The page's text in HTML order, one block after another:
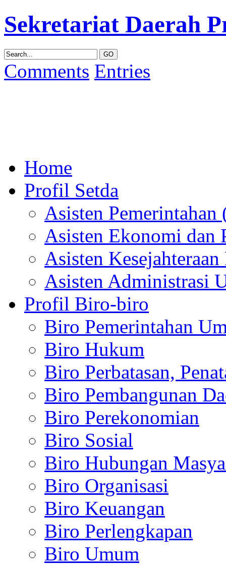
Sekretariat Daerah
Comments Entries
Home
Profil Setda
Asisten
Asisten Ekonomi dan
Asisten
Asisten Administrasi
Profil Biro-biro
Biro Pemerintahan
Biro Hukum
Biro Perbatasan,
Biro Pembangunan
Biro Perekonomian
Biro Sosial
Biro Hubungan
Biro Organisasi
Biro Keuangan
Biro Perlengkapan
Biro Umum